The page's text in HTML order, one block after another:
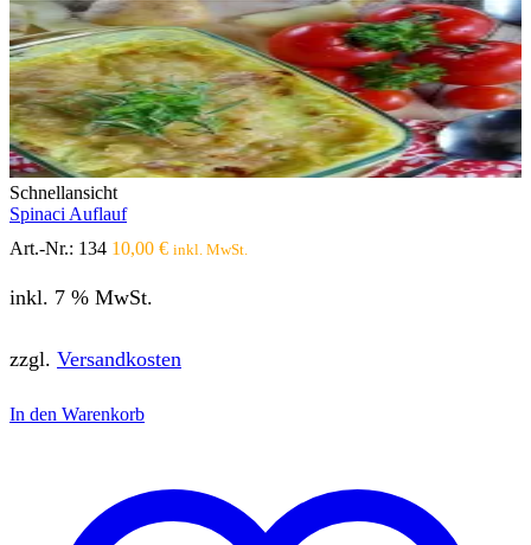
Schnellansicht
Spinaci Auflauf
Art.-Nr.: 134 10,00 € inkl. MwSt.
inkl. 7 % MwSt.
zzgl. Versandkosten
In den Warenkorb